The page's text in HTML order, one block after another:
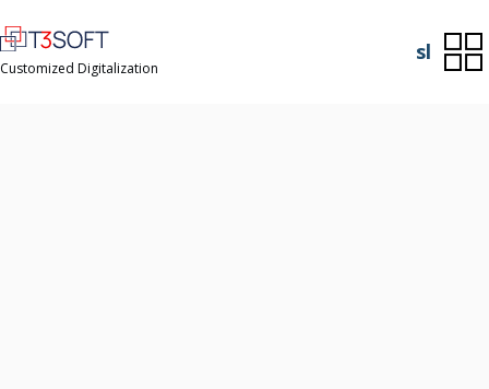
Customized Digitalization
sl